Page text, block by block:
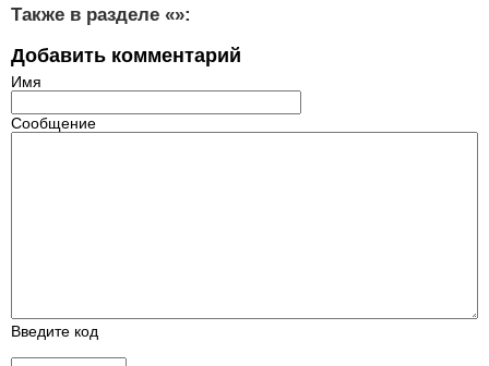
Также в разделе «»:
Добавить комментарий
Имя
Сообщение
Введите код